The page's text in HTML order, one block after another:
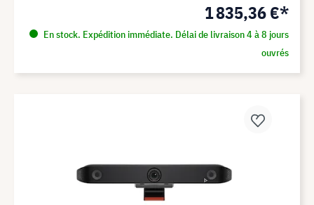
1 835,36 €*
En stock. Expédition immédiate. Délai de livraison 4 à 8 jours
ouvrés